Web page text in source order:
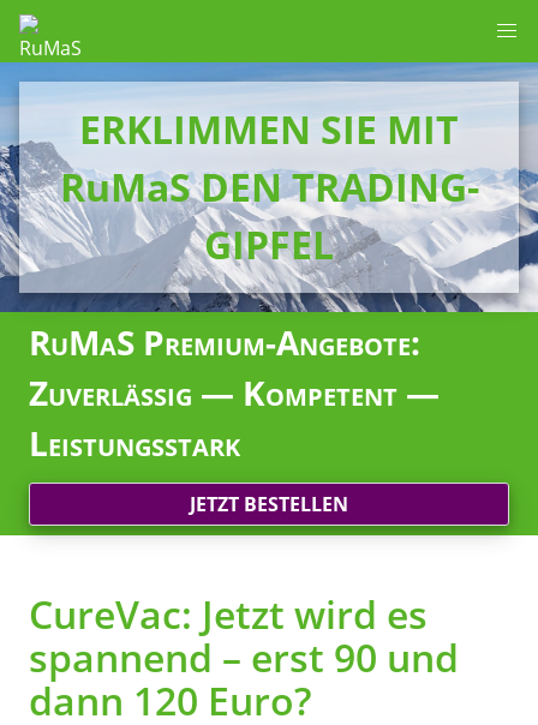
ERKLIMMEN SIE MIT
RuMaS DEN TRADING-
GIPFEL
RuMaS Premium-Angebote:
Zuverlässig — Kompetent —
Leistungsstark
JETZT BESTELLEN
CureVac: Jetzt wird es
spannend – erst 90 und
dann 120 Euro?